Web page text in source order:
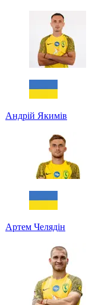
Андрій Якимів
Артем Челядін